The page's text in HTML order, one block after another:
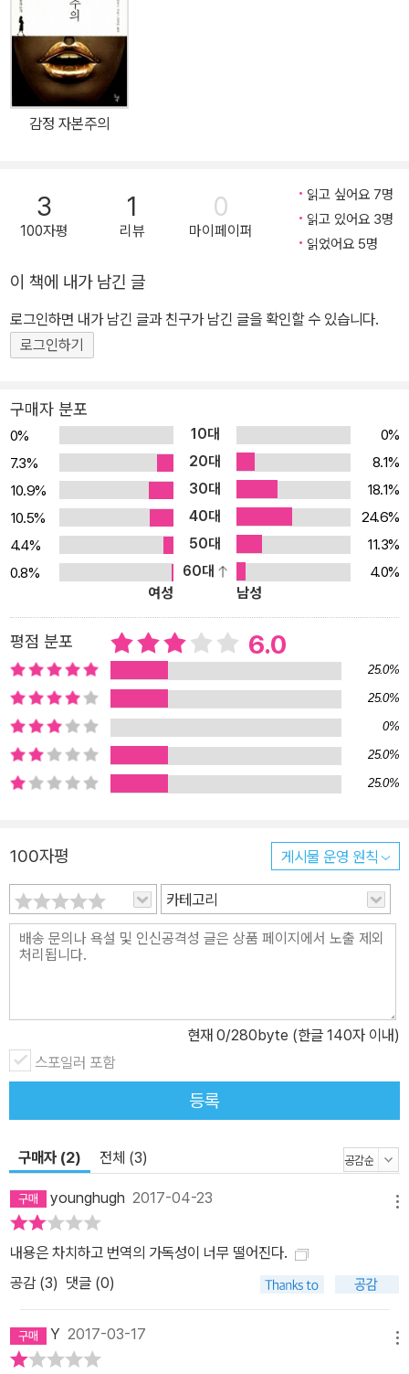
적인 문제라는 것. 그것은 우리의 상식적인 수준에서뿐만 아니라 로
지스틱스에 대한 학술적 연구에서도 그러하다. 그렇다면 이 책은 두
분야, 즉 전쟁과 비즈니스 중 무엇을 다룬 책일까? 결론부터 말하면
이 책은 어디에도 속하지 않는다. 두 분야를 모두 다루고 있음에도 그
렇다. 이 책은 유통 기술에 대한 책이 아니며 전쟁술에 대한 책도 아니
다. 저자는 로지스틱스가 순수 기술적인 방편이 아니라 “완전히 정치
제로 다룬다. “로지스틱스와 더불어 새로운 위기가, 새로운 보안 패러
다임이, 새로운 법의 사용이, 새로운 살육 논리가, 새로운 세계 지도가
도래한다.”(12쪽) 요컨대 이 책은 유통 기술이나 전쟁술의 향상에 대
공장의 폭력을 폭로하는 이야기다. 저자가 본문에서 빈번하게 사용하
는 ‘난폭한 무역’(rough trade)이란 단어는 로지스틱스의 폭력적인
(rough) 군사적 측면과 비즈니스적 측면을 동시에 드러낸다. 여기서
장에서 그것을 교란하는 혹은 할 수 있(다고 여겨지)는 모든 움직임은
로지스틱스의 ‘삶’에 대한 위협으로 간주되고 악마화되어 폭력적으로
관리된다. 저자는 전쟁의 로지스틱스에서 출발하여 ‘혁명’을 겪은 비
즈니스 로지스틱스로 이동하며 전쟁술과 비즈니스술이 뒤섞인 오늘
날의 로지스틱스가 수행하는 사회적 전쟁 ― 이것은 단순히 비유인
것만은 아니다 ― 과 그 대안으로 나아간다. 로지스틱스 혁명 : 전쟁
술과 비즈니스술이 뒤얽히다 병사와 물자를 전선으로 보내는 군사술
로 출발한 로지스틱스는 2차 세계대전 이후 비즈니스계로 편입되었
다. 엄청난 양의 인력과 물자를 전 세계에 배치해야 했던 2차 세계대
전 동안 전장을 지원하기 위해 다양한 기술이 실험되었고 기업은 이
에 주목하기 시작했다. 무역 지구화를 뒷받침하는 가장 중요한 기술
적 혁신으로 꼽히는 컨테이너는 2차 대전 중 미군에 의해 처음 실험
되었고 베트남 전쟁을 거쳐 표준화된 지구적 형태로 확립되었다. 또
한, 2차 대전 중 레이더망 배치, 잠수함 수색 활동 등 군사적 의사결정
을 위한 작전 연구(OR)의 일환으로 개발된 총비용 분석을 통해 로지
되었고 유통에 좀 더 국한되어 있던 로지스틱스 업무는 공간적 관리
지스틱스는 전쟁술로서의 자신의 역사를 버리고 민간화된 것이 아니
라 전쟁술과 비즈니스술이 분리불가능할 정도로 뒤얽힌 다른 무엇이
되었다. 이것이 뚜렷하게 드러나는 무대가 공급 사슬 보안이다. 로지
로지스틱스 공간의 시대로 인식할 것을 주문한다. 공급 사슬은 로지
스틱스의 전형적인 공간으로서 인프라, 정보, 재화, 그리고 사람들로
구성되며 빠른 흐름에 전념한다. 즉 공급 사슬의 최대 과제는 사물을
빠르게 그리고 안전하게 순환시키는 것이며 이를 위해 공급 사슬 보
다. 공급 사슬 보안이란 무엇인가? 세계은행에 따르면 그것은 “공급
물리적 안녕에 대한 위협을 다루기 위해 적용되는 프로그램, 시스템,
절차, 기술 그리고 해결책을 포괄하는 개념”이다. 이 정의에 따르면
공급 사슬에 대한 위협은 곧 시민과 사회의 안녕에 대한 위협이다. 다
시 말해서 공급 사슬의 보안은 시민과 사회의 안녕을 보장하는 길이
며 따라서 그 자체가 하나의 선(善)이 되었다. 이에 따라 공급 사슬
보안은 무역뿐 아니라 국가 안보에 근본적인 문제로 부상하며 공급
사슬에 대한 위협은 삶 자체를 위협하는 것으로 간주된다. 재화 흐름
감정 자본주의
3
100자평
1
리뷰
0
마이페이퍼
읽고 싶어요 7명
읽고 있어요 3명
읽었어요 5명
이 책에 내가 남긴 글
로그인하면 내가 남긴 글과 친구가 남긴 글을 확인할 수 있습니다.
로그인하기
구매자 분포
0% 10대
0%
7.3%
20대
8.1%
10.9%
30대
18.1%
10.5%
40대
24.6%
4.4%
50대
11.3%
0.8%
60대
4.0%
여성
남성
평점 분포 6.0
25.0%
25.0%
0%
25.0%
25.0%
100자평 게시물 운영 원칙
카테고리
현재 0/280byte (한글 140자 이내)
스포일러 포함
등록
구매자 (2) 전체 (3)
younghugh 2017-04-23
내용은 차치하고 번역의 가독성이 너무 떨어진다.
공감 (3) 댓글 (0)
Y 2017-03-17